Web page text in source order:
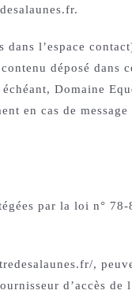
l’espace
déposé
Domaine
en cas de
par la loi n°
,
d’accès